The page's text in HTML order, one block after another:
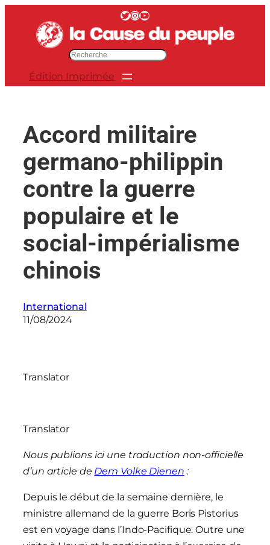
contenu
Twitter InstagramYouTube
c
e
r
Édition Imprimée
Accord militaire
germano-philippin
contre la guerre
populaire et le
social-impérialisme
chinois
International
11/08/2024
Translator
Translator
Nous publions ici une traduction non-officielle
d’un article de Dem Volke Dienen :
Depuis le début de la semaine dernière, le
ministre allemand de la guerre Boris Pistorius
est en voyage dans l’Indo-Pacifique. Outre une